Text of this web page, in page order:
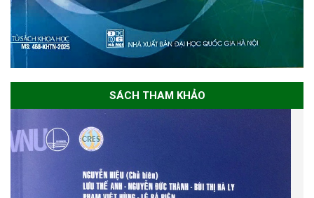
SÁCH THAM KHẢO